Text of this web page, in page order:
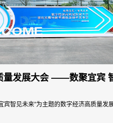
量发展大会 ——数聚宜宾
宾智见未来”为主题的数字经济高质量发
会清单发布会在宜宾国际会议中心举行，